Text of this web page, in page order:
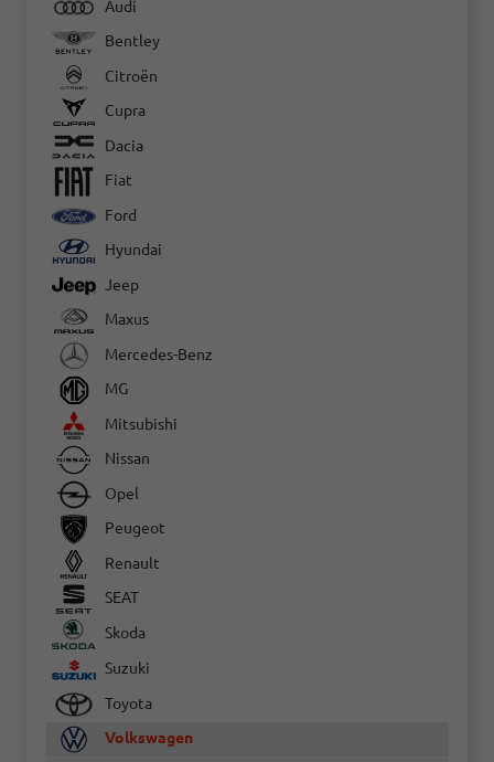
Audi
Bentley
Citroën
Cupra
Dacia
Fiat
Ford
Hyundai
Jeep
Maxus
Mercedes-Benz
MG
Mitsubishi
Nissan
Opel
Peugeot
Renault
SEAT
Skoda
Suzuki
Toyota
Volkswagen